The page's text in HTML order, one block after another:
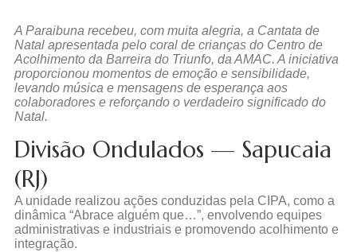
A Paraibuna recebeu, com muita alegria, a Cantata de
Natal apresentada pelo coral de crianças do Centro de
Acolhimento da Barreira do Triunfo, da AMAC. A iniciativa
proporcionou momentos de emoção e sensibilidade,
levando música e mensagens de esperança aos
colaboradores e reforçando o verdadeiro significado do
Natal.
Divisão Ondulados — Sapucaia
(RJ)
A unidade realizou ações conduzidas pela CIPA, como a
dinâmica “Abrace alguém que…”, envolvendo equipes
administrativas e industriais e promovendo acolhimento e
integração.